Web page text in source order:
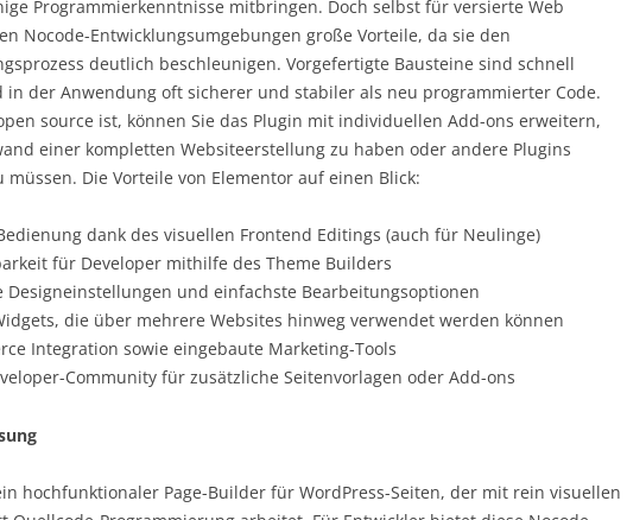
Programmierkenntnisse mitbringen. Doch selbst für versierte Web
Nocode-Entwicklungsumgebungen große Vorteile, da sie den
deutlich beschleunigen. Vorgefertigte Bausteine sind schnell
in der Anwendung oft sicherer und stabiler als neu programmierter Code.
source ist, können Sie das Plugin mit individuellen Add-ons erweitern,
einer kompletten Websiteerstellung zu haben oder andere Plugins
müssen. Die Vorteile von Elementor auf einen Blick:
dank des visuellen Frontend Editings (auch für Neulinge)
für Developer mithilfe des Theme Builders
Designeinstellungen und einfachste Bearbeitungsoptionen
die über mehrere Websites hinweg verwendet werden können
Integration sowie eingebaute Marketing-Tools
Community für zusätzliche Seitenvorlagen oder Add-ons
hochfunktionaler Page-Builder für WordPress-Seiten, der mit rein visuellen